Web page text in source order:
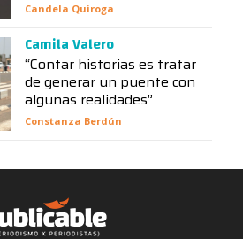
Candela Quiroga
Camila Valero
“Contar historias es tratar
de generar un puente con
algunas realidades”
Constanza Berdún